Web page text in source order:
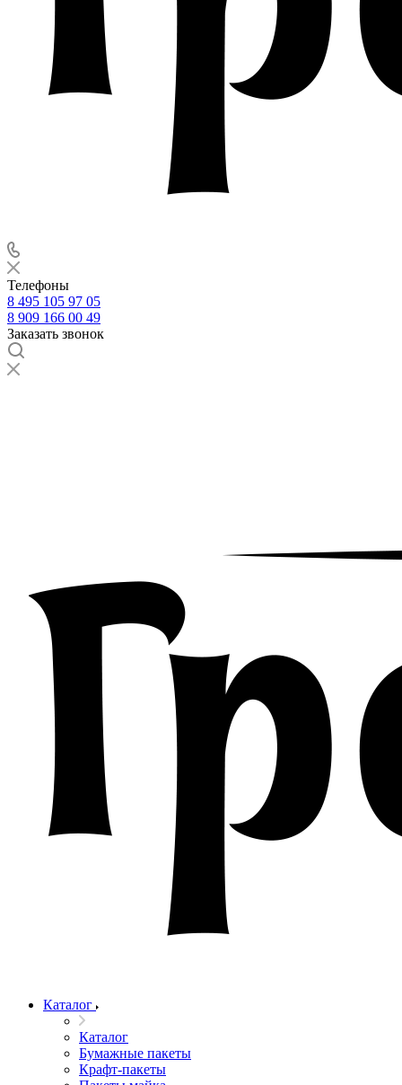
Телефоны
8 495 105 97 05
8 909 166 00 49
Заказать звонок
Каталог
Каталог
Бумажные пакеты
Крафт-пакеты